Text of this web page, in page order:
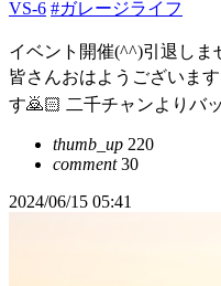
VS-6 #ガレージライフ
イベント開催(^^)引退しま
皆さんおはようございま
す🙇🏻 二千チャンよりバ
thumb_up 220
comment30
2024/06/15 05:41